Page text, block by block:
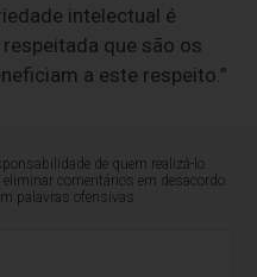
intelectual é
que são os
a este respeito.”
de quem realizá-lo.
comentários em desacordo
palavras ofensivas.